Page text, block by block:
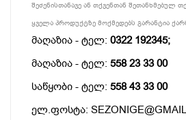
შეძენისთანავე ან თქვენთან შეთანხმებულ
ყველა პროდუქტზე მოქმედებს გარანტია
მაღაზია - ტელ: 0322 192345;
მაღაზია - ტელ: 558 23 33 00
საწყობი - ტელ: 558 43 33 00
ელ.ფოსტა: